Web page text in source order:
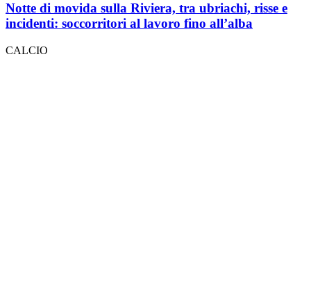
Notte di movida sulla Riviera, tra ubriachi, risse e
incidenti: soccorritori al lavoro fino all’alba
CALCIO